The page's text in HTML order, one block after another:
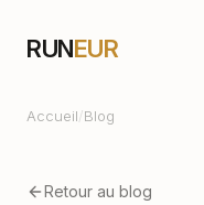
RUNEUR
Accueil/Blog
Retour au blog